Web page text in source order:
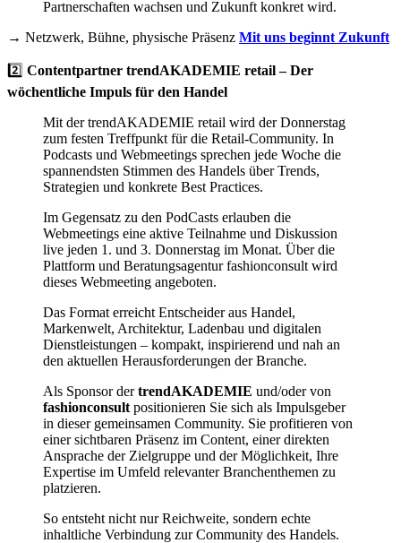
Partnerschaften wachsen und Zukunft konkret wird.
→ Netzwerk, Bühne, physische Präsenz Mit uns beginnt Zukunft
2️⃣ Contentpartner trendAKADEMIE retail – Der
wöchentliche Impuls für den Handel
Mit der trendAKADEMIE retail wird der Donnerstag
zum festen Treffpunkt für die Retail-Community. In
Podcasts und Webmeetings sprechen jede Woche die
spannendsten Stimmen des Handels über Trends,
Strategien und konkrete Best Practices.
Im Gegensatz zu den PodCasts erlauben die
Webmeetings eine aktive Teilnahme und Diskussion
live jeden 1. und 3. Donnerstag im Monat. Über die
Plattform und Beratungsagentur fashionconsult wird
dieses Webmeeting angeboten.
Das Format erreicht Entscheider aus Handel,
Markenwelt, Architektur, Ladenbau und digitalen
Dienstleistungen – kompakt, inspirierend und nah an
den aktuellen Herausforderungen der Branche.
Als Sponsor dertrendAKADEMIE und/oder von
fashionconsult positionieren Sie sich als Impulsgeber
in dieser gemeinsamen Community. Sie profitieren von
einer sichtbaren Präsenz im Content, einer direkten
Ansprache der Zielgruppe und der Möglichkeit, Ihre
Expertise im Umfeld relevanter Branchenthemen zu
platzieren.
So entsteht nicht nur Reichweite, sondern echte
inhaltliche Verbindung zur Community des Handels.